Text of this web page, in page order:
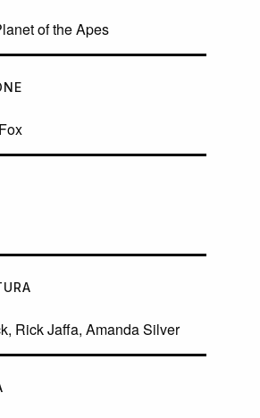
of the Apes
Rick Jaffa, Amanda Silver